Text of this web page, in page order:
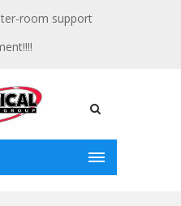
room support